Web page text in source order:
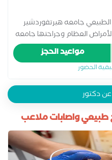
جامعه هيرتفوردشير
لأمراض العظام وجراحتها جامعه
الاسكندريه والقاهرة لعلاج
اخصائي العلاج الطبيعي
العلاج الطبيعي بمستشفي
لنادي الزمالك سابقا طبيب
سابقا طبيب لبطوله الجمهوريه
2019 اخصائي العلاج الطبيعي بمستشفي
مواعيد الحجز
الحضور
دكتور
واصابات ملاعب